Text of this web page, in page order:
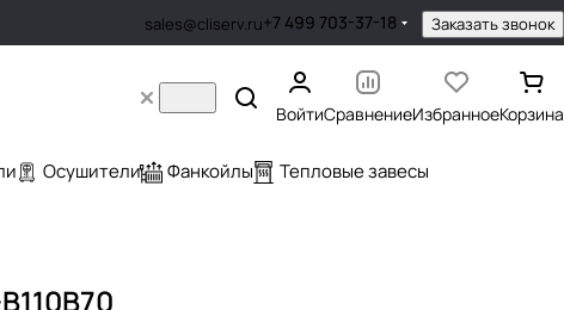
sales@cliserv.ru+7 499 703-37-18 Заказать звонок
ВойтиСравнениеИзбранноеКорзина
Осушители Фанкойлы Тепловые завесы